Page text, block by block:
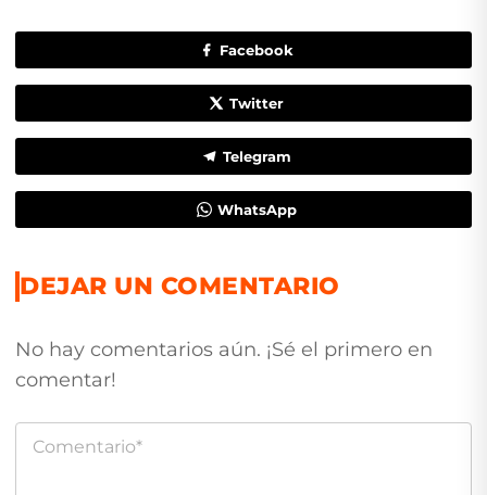
Facebook
Twitter
Telegram
WhatsApp
DEJAR UN COMENTARIO
No hay comentarios aún. ¡Sé el primero en
comentar!